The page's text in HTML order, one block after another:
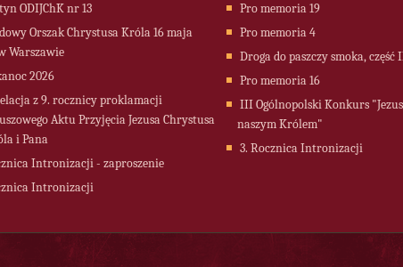
ODIJChK nr 13
Orszak Chrystusa Króla 16 maja
Warszawie
2026
z 9. rocznicy proklamacji
Aktu Przyjęcia Jezusa Chrystusa
i Pana
Intronizacji - zaproszenie
Intronizacji
Pro memoria 19
Pro memoria 4
Droga do paszczy smoka, część
Pro memoria 16
III Ogólnopolski Konkurs
naszym Królem"
3. Rocznica Intronizacji